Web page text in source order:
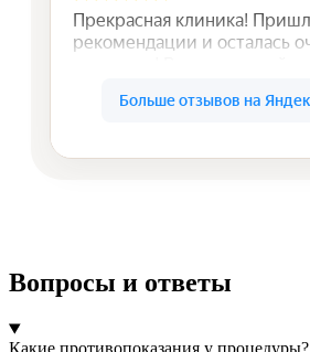
Вопросы и ответы